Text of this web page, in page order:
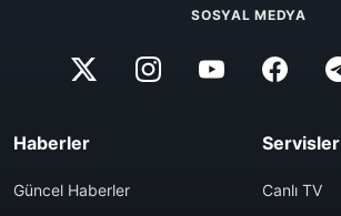
SOSYAL MEDYA
Haberler
Güncel Haberler
Servisler
Canlı TV